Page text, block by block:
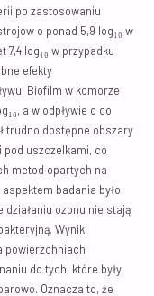
po zastosowaniu
o ponad 5,9 log₁₀ w
log₁₀ w przypadku
efekty
Biofilm w komorze
a w odpływie o co
trudno dostępne obszary
uszczelkami, co
metod opartych na
badania było
ozonu nie stają
Wyniki
powierzchniach
do tych, które były
Oznacza to, że